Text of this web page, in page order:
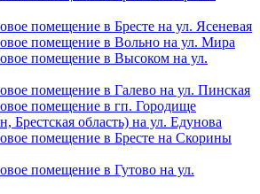
помещение в Бресте на ул. Ясеневая
помещение в Вольно на ул. Мира
помещение в Высоком на ул.
помещение в Галево на ул. Пинская
помещение в гп. Городище
Брестская область) на ул. Едунова
помещение в Бресте на Скорины
помещение в Гутово на ул.